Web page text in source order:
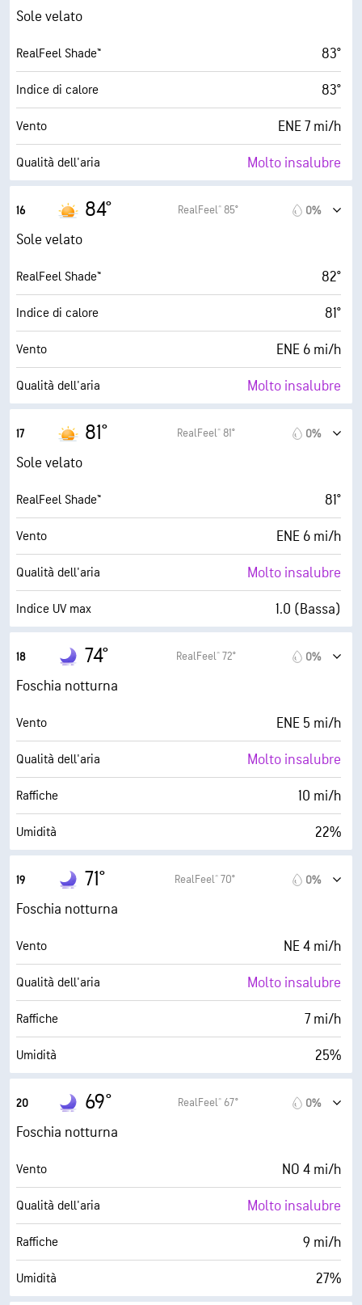
Raffiche
Umidità 14%
Punto di rugiada 33° F
AccuLumen Brightness Index™ 10 (Molto luminoso)
Nuvolosità 0%
Sole velato
RealFeel Shade™ 83°
Indice di calore 83°
Vento ENE 7 mi/h
Qualità dell'aria Molto insalubre
Indice UV max
Raffiche
Umidità 15%
Punto di rugiada 32° F
AccuLumen Brightness Index™ 10 (Molto luminoso)
Nuvolosità 0%
16 84° RealFeel® 85° 0%
Sole velato
RealFeel Shade™ 82°
Indice di calore 81°
Vento ENE 6 mi/h
Qualità dell'aria Molto insalubre
Indice UV max
Raffiche
Umidità 15%
Punto di rugiada 32° F
AccuLumen Brightness Index™ 10 (Molto luminoso)
Nuvolosità 0%
17 81° RealFeel® 81° 0%
Sole velato
RealFeel Shade™ 81°
Vento ENE 6 mi/h
Qualità dell'aria Molto insalubre
Indice UV max 1.0 (Bassa)
Umidità
Punto di rugiada 32° F
AccuLumen Brightness Index™ 5 (Medio)
Nuvolosità 0%
Visibilità 6 mi
18 74° RealFeel® 72° 0%
Foschia notturna
Vento ENE 5 mi/h
Qualità dell'aria Molto insalubre
Raffiche 10 mi/h
Umidità 22%
Punto di rugiada
AccuLumen Brightness Index™
Nuvolosità 0%
Visibilità 6 mi
Strato di nuvole 30000 ft
19 71° RealFeel® 70° 0%
Foschia notturna
Vento NE 4 mi/h
Qualità dell'aria Molto insalubre
Raffiche 7 mi/h
Umidità 25%
Punto di rugiada
AccuLumen Brightness Index™
Nuvolosità 0%
Visibilità 6 mi
Strato di nuvole 30000 ft
20 69° RealFeel® 67° 0%
Foschia notturna
Vento NO 4 mi/h
Qualità dell'aria Molto insalubre
Raffiche 9 mi/h
Umidità 27%